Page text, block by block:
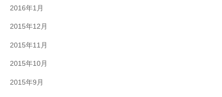
2016年1月
2015年12月
2015年11月
2015年10月
2015年9月